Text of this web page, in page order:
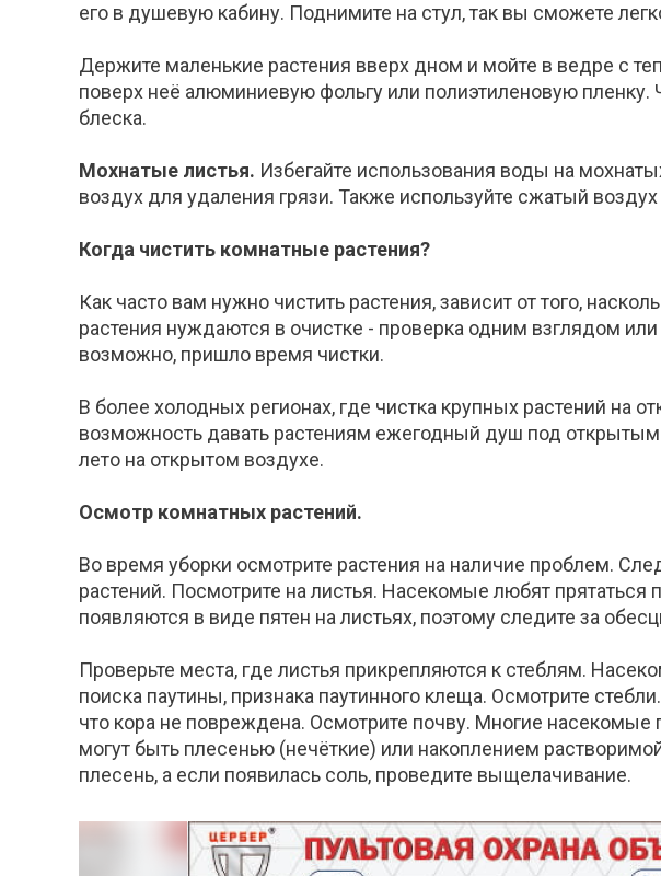
его в душевую кабину. Поднимите на стул, так вы сможете
Держите маленькие растения вверх дном и мойте в ведре с
поверх неё алюминиевую фольгу или полиэтиленовую
блеска.
Мохнатые листья. Избегайте использования воды на
воздух для удаления грязи. Также используйте сжатый воздух
Когда чистить комнатные растения?
Как часто вам нужно чистить растения, зависит от того,
растения нуждаются в очистке - проверка одним взглядом
возможно, пришло время чистки.
В более холодных регионах, где чистка крупных растений на
возможность давать растениям ежегодный душ под
лето на открытом воздухе.
Осмотр комнатных растений.
Во время уборки осмотрите растения на наличие проблем.
растений. Посмотрите на листья. Насекомые любят
появляются в виде пятен на листьях, поэтому следите за
Проверьте места, где листья прикрепляются к стеблям.
поиска паутины, признака паутинного клеща. Осмотрите
что кора не повреждена. Осмотрите почву. Многие
могут быть плесенью (нечёткие) или накоплением
плесень, а если появилась соль, проведите выщелачивание.